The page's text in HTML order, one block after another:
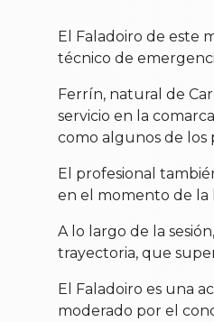
El Faladoiro de este
técnico de
Ferrín, natural de
servicio en la
como algunos de los
El profesional
en el momento de la
A lo largo de la
trayectoria, que
El Faladoiro es una
moderado por el